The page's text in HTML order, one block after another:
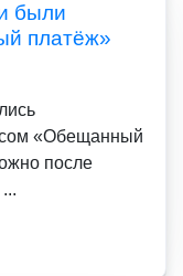
были
платёж»
«Обещанный
после